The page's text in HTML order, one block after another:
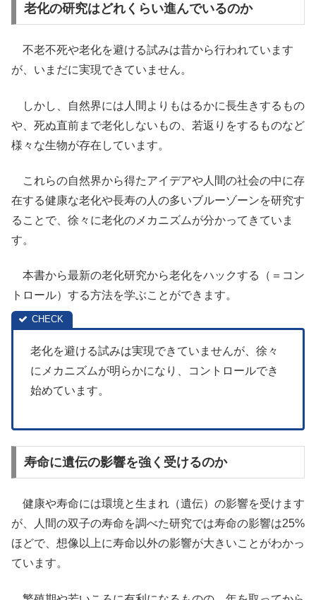
老化の研究はどれくらい進んでいるのか
不老不死や老化を避ける試みは昔から行われています
が、いまだに実現できていません。
しかし、自然界には人間よりもはるかに長生きするもの
や、死ぬ直前まで老化しないもの、若返りをするものなど
様々な生物が存在しています。
これらの自然界から得たアイデアや人間の社会の中に存
在する健康な老化や長寿の人の多いブルーゾーンを研究す
ることで、徐々に老化のメカニズムが分かってきていま
す。
本書から最新の老化研究から老化をハックする（＝コン
トロール）する方法を学ぶことができます。
老化を避ける試みは実現できていませんが、徐々
にメカニズムが明らかになり、コントロールでき
始めています。
寿命に遺伝の影響を強く受けるのか
健康や寿命には環境と生まれ（遺伝）の影響を受けます
が、人間の双子の寿命を調べた研究では寿命の影響は25%
ほどで、想像以上に寿命以外の影響が大きいことがわかっ
ています。